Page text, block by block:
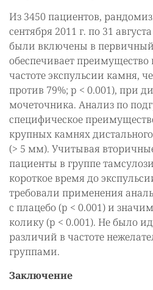
Из 3450 пациентов,
сентября 2011 г. по 31
были включены в
обеспечивает преимущество
частоте экспульсии камня,
против 79%; p < 0.001), при
мочеточника. Анализ по
специфическое
крупных камнях
(> 5 мм). Учитывая
пациенты в группе
короткое время до
требовали применения
с плацебо (p < 0.001) и
колику (p < 0.001). Не было
различий в частоте
группами.
Заключение